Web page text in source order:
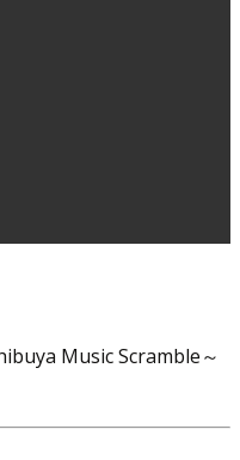
Music Scramble～